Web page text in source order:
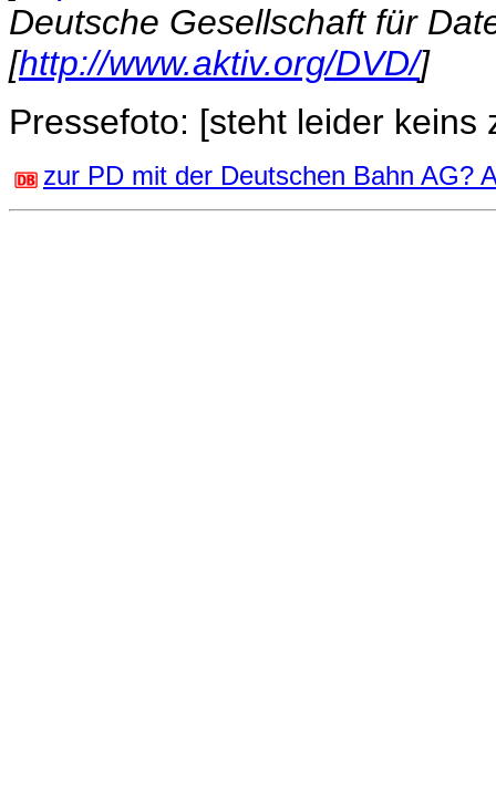
Deutsche Gesellschaft für
[http://www.aktiv.org/DVD/]
Pressefoto: [steht leider keins
zur PD mit der Deutschen Bahn AG?